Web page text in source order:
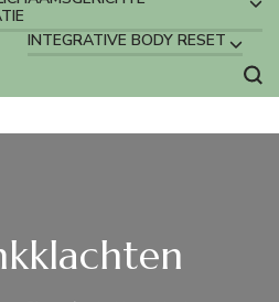
INTEGRATIVE BODY RESET